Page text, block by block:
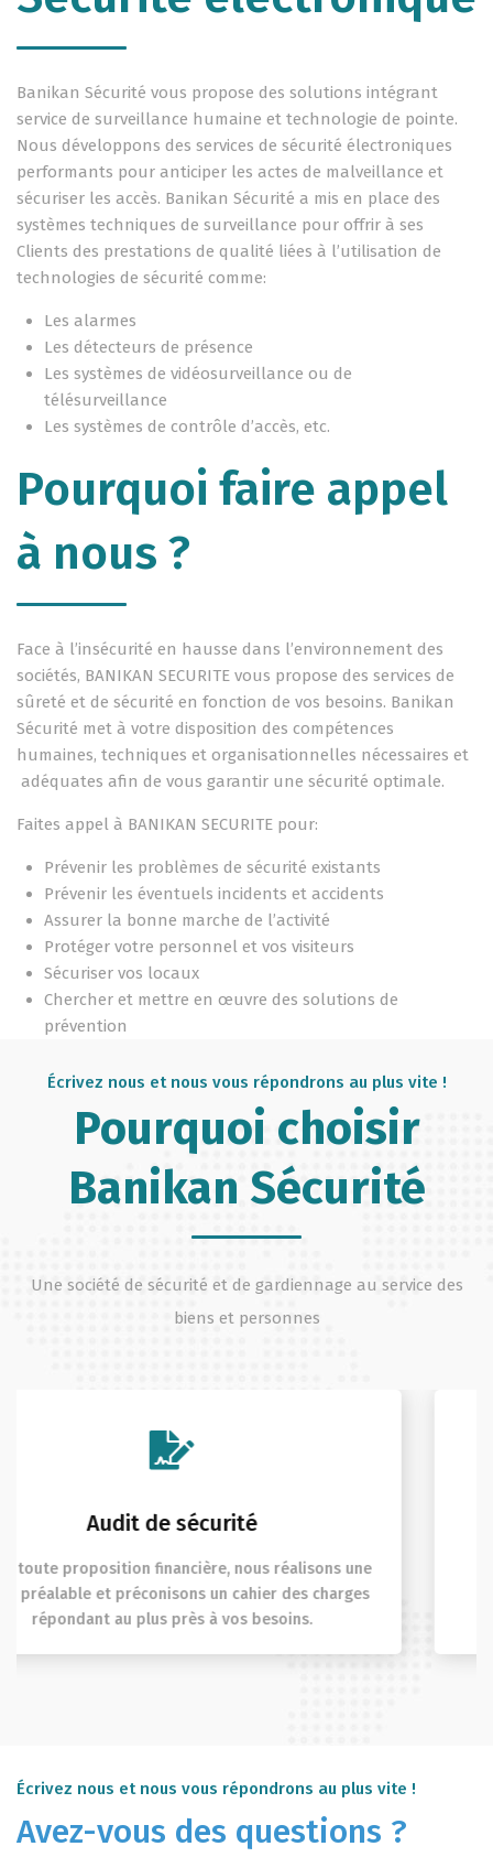
Banikan Sécurité vous propose des solutions intégrant
service de surveillance humaine et technologie de pointe.
Nous développons des services de sécurité électroniques
performants pour anticiper les actes de malveillance et
sécuriser les accès. Banikan Sécurité a mis en place des
systèmes techniques de surveillance pour offrir à ses
Clients des prestations de qualité liées à l’utilisation de
technologies de sécurité comme:
Les alarmes
Les détecteurs de présence
Les systèmes de vidéosurveillance ou de
télésurveillance
Les systèmes de contrôle d’accès, etc.
Pourquoi faire appel
à nous ?
Face à l’insécurité en hausse dans l’environnement des
sociétés, BANIKAN SECURITE vous propose des services de
sûreté et de sécurité en fonction de vos besoins. Banikan
Sécurité met à votre disposition des compétences
humaines, techniques et organisationnelles nécessaires et
adéquates afin de vous garantir une sécurité optimale.
Faites appel à BANIKAN SECURITE pour:
Prévenir les problèmes de sécurité existants
Prévenir les éventuels incidents et accidents
Assurer la bonne marche de l’activité
Protéger votre personnel et vos visiteurs
Sécuriser vos locaux
Chercher et mettre en œuvre des solutions de
prévention
Écrivez nous et nous vous répondrons au plus vite !
Pourquoi choisir
Banikan Sécurité
Une société de sécurité et de gardiennage au service des
biens et personnes
Étude de faisabilité
Un devis descriptif et estimatif précis des différentes
solutions possibles vous est présenté avec la
préconisation de la situation la plus satisfaisante.
Écrivez nous et nous vous répondrons au plus vite !
Avez-vous des questions ?